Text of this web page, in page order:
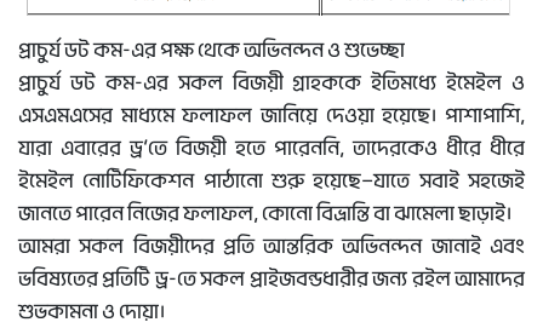
প্রাচুর্য ডট কম-এর পক্ষ থেকে অভিনন্দন ও শুভেচ্ছা
প্রাচুর্য ডট কম-এর সকল বিজয়ী গ্রাহককে ইতিমধ্যে ইমেইল ও
এসএমএসের মাধ্যমে ফলাফল জানিয়ে দেওয়া হয়েছে। পাশাপাশি,
যারা এবারের ড্র’তে বিজয়ী হতে পারেননি, তাদেরকেও ধীরে ধীরে
ইমেইল নোটিফিকেশন পাঠানো শুরু হয়েছে—যাতে সবাই সহজেই
জানতে পারেন নিজের ফলাফল, কোনো বিভ্রান্তি বা ঝামেলা ছাড়াই।
আমরা সকল বিজয়ীদের প্রতি আন্তরিক অভিনন্দন জানাই এবং
ভবিষ্যতের প্রতিটি ড্র-তে সকল প্রাইজবন্ডধারীর জন্য রইল আমাদের
শুভকামনা ও দোয়া।